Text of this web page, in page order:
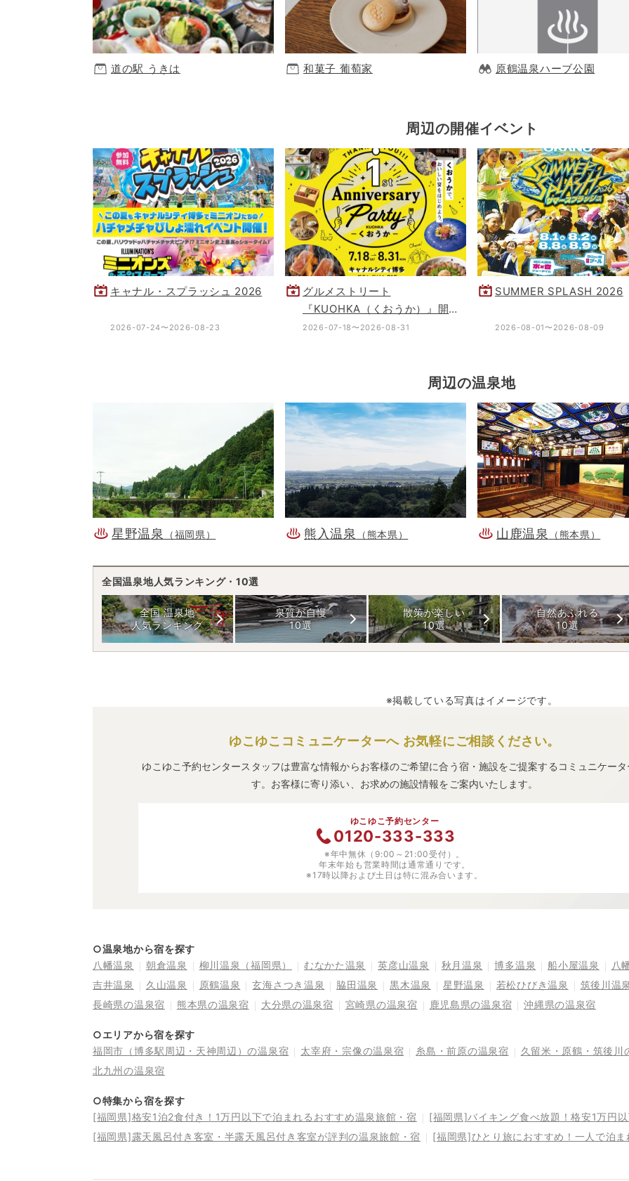
道の駅 うきは 和菓子 葡萄家 原鶴温泉ハーブ公園
周辺の開催イベント
キャナル・スプラッシュ 2026
2026-07-24〜2026-08-23
グルメストリート
『KUOHKA（くおうか）』開業1
周年！1st Anniversary Party
2026-07-18〜2026-08-31
SUMMER SPLASH 2026
2026-08-01〜2026-08-09
周辺の温泉地
星野温泉 （福岡県） 熊入温泉 （熊本県） 山鹿温泉 （熊本県）
全国温泉地人気ランキング・10選
全国 温泉地
人気ランキング
泉質が自慢
10選
散策が楽しい
10選
自然あふれる
10選
※掲載している写真はイメージです。
ゆこゆこコミュニケーターへ お気軽にご相談ください。
ゆこゆこ予約センタースタッフは豊富な情報からお客様のご希望に合う宿・施設をご提案するコミュニケー
す。お客様に寄り添い、お求めの施設情報をご案内いたします。
ゆこゆこ予約センター
0120-333-333
※年中無休（9:00～21:00受付）。
年末年始も営業時間は通常通りです。
※17時以降および土日は特に混み合います。
○温泉地から宿を探す
八幡温泉
朝倉温泉 柳川温泉（福岡県） むなかた温泉 英彦山温泉 秋月温泉 博多温泉 船小屋温泉
八
吉井温泉
久山温泉 原鶴温泉 玄海さつき温泉 脇田温泉 黒木温泉 星野温泉 若松ひびき温泉
筑後川温
長崎県の温泉宿
熊本県の温泉宿 大分県の温泉宿 宮崎県の温泉宿 鹿児島県の温泉宿 沖縄県の温泉宿
○エリアから宿を探す
福岡市（博多駅周辺・天神周辺）の温泉宿
太宰府・宗像の温泉宿 糸島・前原の温泉宿
久留米・原鶴・筑後川
北九州の温泉宿
○特集から宿を探す
[福岡県]格安1泊2食付き！1万円以下で泊まれるおすすめ温泉旅館・宿
[福岡県]バイキング食べ放題！格安1万円
[福岡県]露天風呂付き客室・半露天風呂付き客室が評判の温泉旅館・宿
[福岡県]ひとり旅におすすめ！一人で泊